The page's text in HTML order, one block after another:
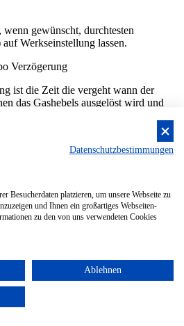
wenn gewünscht, durchtesten
auf Werkseinstellung lassen.
Verzögerung
ist die Zeit die vergeht wann der
das Gashebels ausgelöst wird und
hier dann
der Bremse. Das ist vorallem
da durch das Sensorgesteuerte
wirklich absolut null rollt.
Datenschutzbestimmungen
Besucherdaten platzieren, um unsere Webseite zu
und Ihnen ein großartiges Webseiten-
zu den von uns verwendeten Cookies
Ablehnen